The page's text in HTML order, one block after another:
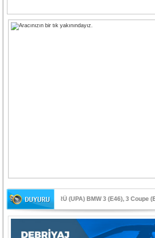
SENSÖRÜ (UPA) BMW 3 (E46), 3 Coupe (E46), 3